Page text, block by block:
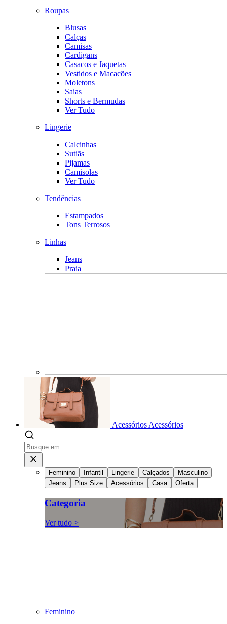
Roupas
Blusas
Calças
Camisas
Cardigans
Casacos e Jaquetas
Vestidos e Macacões
Moletons
Saias
Shorts e Bermudas
Ver Tudo
Lingerie
Calcinhas
Sutiãs
Pijamas
Camisolas
Ver Tudo
Tendências
Estampados
Tons Terrosos
Linhas
Jeans
Praia
Acessórios Acessórios
Feminino Infantil Lingerie Calçados
Masculino
Jeans
Plus Size Acessórios Casa Oferta
Categoria
Ver tudo >
Feminino